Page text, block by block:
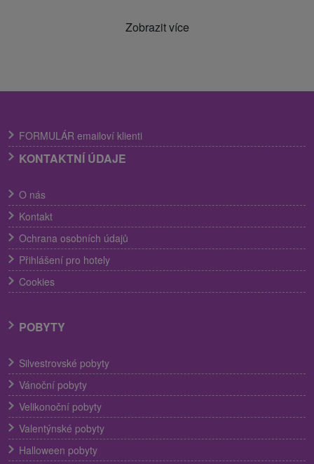
Zobrazit více
FORMULÁR emailoví klienti
KONTAKTNÍ ÚDAJE
O nás
Kontakt
Ochrana osobních údajů
Přihlášení pro hotely
Cookies
POBYTY
Silvestrovské pobyty
Vánoční pobyty
Velikonoční pobyty
Valentýnské pobyty
Halloween pobyty